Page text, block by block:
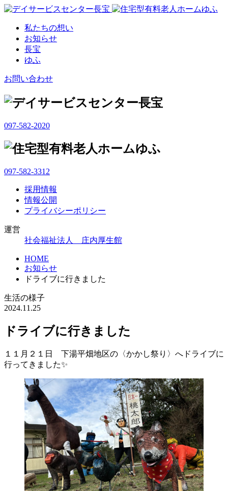
私たちの想い
お知らせ
長宝
ゆふ
お問い合わせ
097-582-2020
097-582-3312
採用情報
情報公開
プライバシーポリシー
運営
社会福祉法人 庄内厚生館
HOME
お知らせ
ドライブに行きました
生活の様子
2024.11.25
ドライブに行きました
１１月２１日 下湯平畑地区の〈かかし祭り〉へドライブに
行ってきました✨